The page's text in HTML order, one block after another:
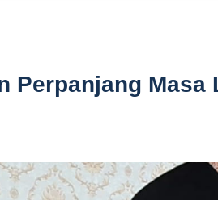
Perpanjang Masa